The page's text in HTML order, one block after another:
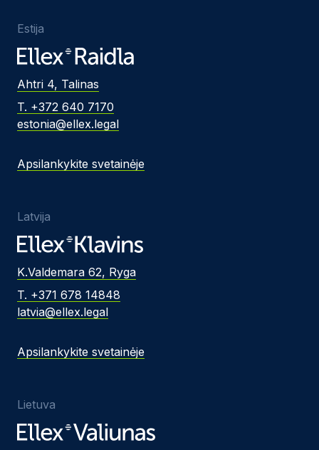
Estija
Ahtri 4, Talinas
T. +372 640 7170
estonia@ellex.legal
Apsilankykite svetainėje
Latvija
K.Valdemara 62, Ryga
T. +371 678 14848
latvia@ellex.legal
Apsilankykite svetainėje
Lietuva